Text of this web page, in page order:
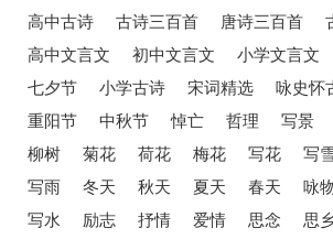
高中古诗
古诗三百首 唐诗三百首
高中文言文
初中文言文 小学文言文
七夕节
小学古诗 宋词精选 咏史怀
重阳节
中秋节 悼亡 哲理 写景
柳树
菊花 荷花 梅花 写花 写
写雨
冬天 秋天 夏天 春天 咏
写水
励志 抒情 爱情 思念 思